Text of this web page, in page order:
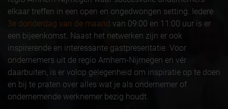
elkaar treffen in een open en ongedwongen setting. Iedere
3e donderdag van de maand van 09:00 en 11:00 uur is er
een bijeenkomst. Naast het netwerken zijn er ook
inspirerende en interessante gastpresentatie. Voor
ondernemers uit de regio Arnhem-Nijmegen en vér
daarbuiten, is er volop gelegenheid om inspiratie op te doen
en bij te praten over alles wat je als ondernemer of
ondernemende werknemer bezig houdt.